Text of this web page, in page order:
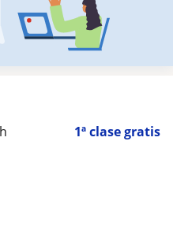
1ª clase gratis